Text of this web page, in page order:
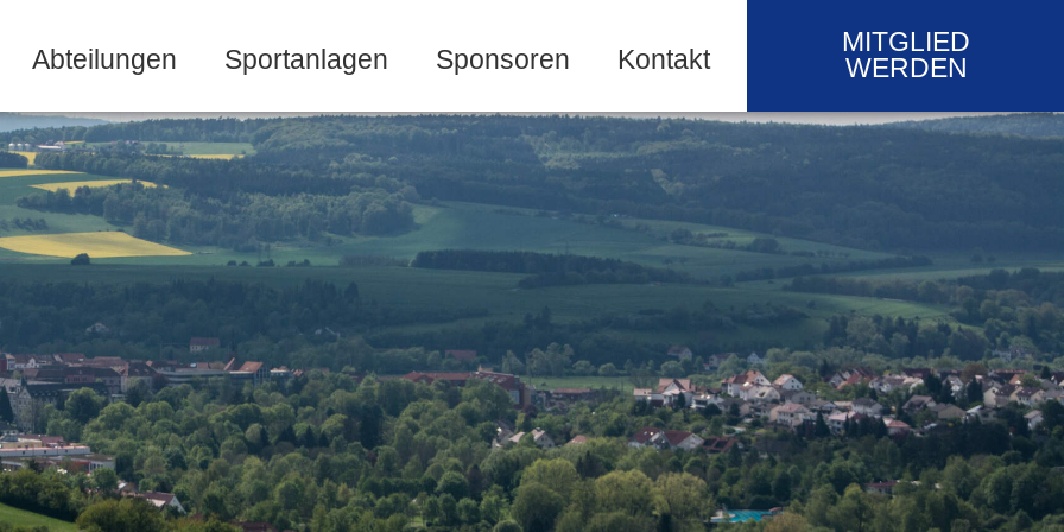
Abteilungen Sportanlagen Sponsoren Kontakt
MITGLIED
WERDEN